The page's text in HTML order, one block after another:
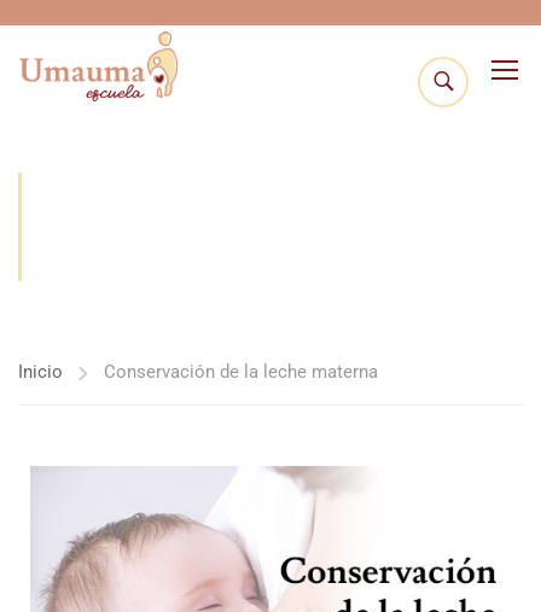
Inicio Conservación de la leche materna